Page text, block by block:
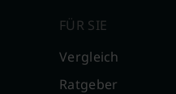
FÜR SIE
Vergleich
Ratgeber